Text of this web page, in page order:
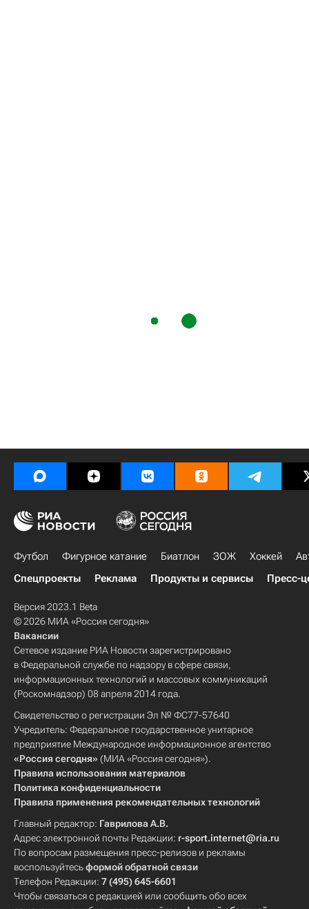
Футбол Фигурное катание Биатлон ЗОЖ Хоккей
Спецпроекты
Реклама Продукты и сервисы Пресс-
Версия 2023.1 Beta
© 2026 МИА «Россия сегодня»
Вакансии
Сетевое издание РИА Новости зарегистрировано
в Федеральной службе по надзору в сфере связи,
информационных технологий и массовых коммуникаций
(Роскомнадзор) 08 апреля 2014 года.
Свидетельство о регистрации Эл № ФС77-57640
Учредитель: Федеральное государственное унитарное
предприятие Международное информационное агентство
«Россия сегодня» (МИА «Россия сегодня»).
Правила использования материалов
Политика конфиденциальности
Правила применения рекомендательных технологий
Главный редактор: Гаврилова А.В.
Адрес электронной почты Редакции: r-sport.internet@ria.ru
По вопросам размещения пресс-релизов и рекламы
воспользуйтесьформой обратной связи
Телефон Редакции: 7 (495) 645-6601
Чтобы связаться с редакцией или сообщить обо всех